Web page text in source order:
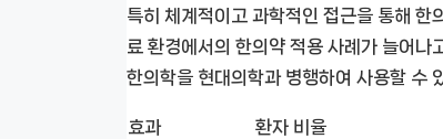
특히 체계적이고 과학적인 접근을 통해 한
료 환경에서의 한의약 적용 사례가 늘어
한의학을 현대의학과 병행하여 사용할 수
효과
환자 비율